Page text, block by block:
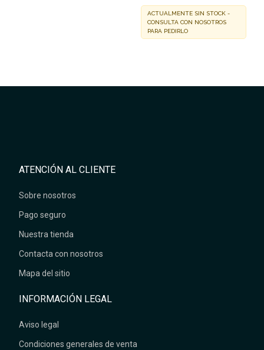
ACTUALMENTE SIN STOCK -
CONSULTA CON NOSOTROS
PARA PEDIRLO
ATENCIÓN AL CLIENTE
Sobre nosotros
Pago seguro
Nuestra tienda
Contacta con nosotros
Mapa del sitio
INFORMACIÓN LEGAL
Aviso legal
Condiciones generales de venta